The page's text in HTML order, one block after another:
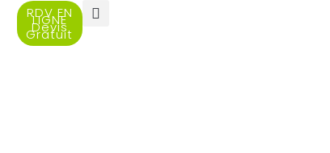
RDV EN
LIGNE
Devis
Gratuit